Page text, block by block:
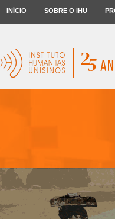
INÍCIO SOBRE O IHU